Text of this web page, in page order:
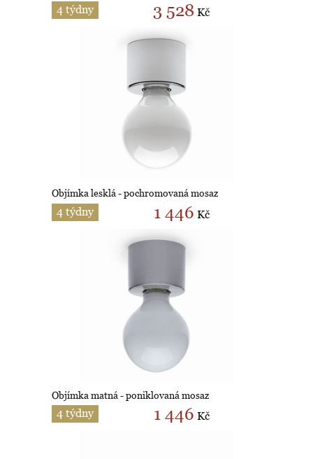
4 týdny 3 528 Kč
Objímka lesklá - pochromovaná mosaz
4 týdny 1 446 Kč
Objímka matná - poniklovaná mosaz
4 týdny 1 446 Kč